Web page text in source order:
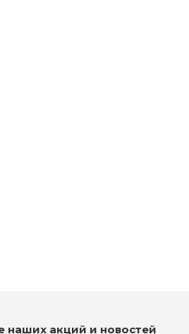
наших акций и новостей